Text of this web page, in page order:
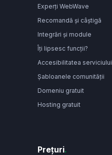
Experți WebWave
Recomandă și câștigă
Integrări și module
Îți lipsesc funcții?
Accesibilitatea serviciului
Șabloanele comunității
Domeniu gratuit
Hosting gratuit
Prețuri.